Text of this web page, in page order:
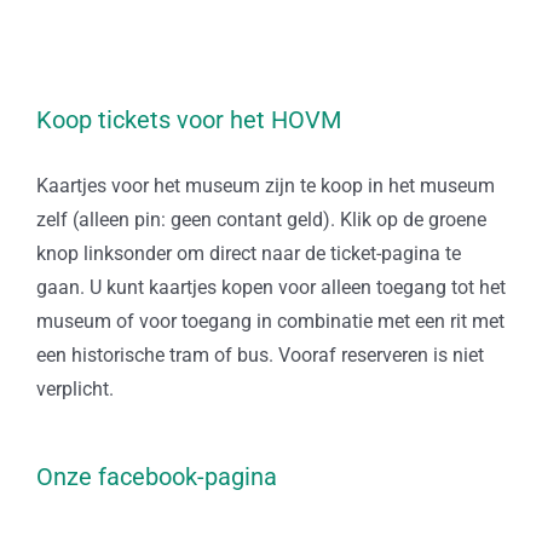
Koop tickets voor het HOVM
Kaartjes voor het museum zijn te koop in het museum
zelf (alleen pin: geen contant geld). Klik op de groene
knop linksonder om direct naar de ticket-pagina te
gaan. U kunt kaartjes kopen voor alleen toegang tot het
museum of voor toegang in combinatie met een rit met
een historische tram of bus. Vooraf reserveren is niet
verplicht.
Onze facebook-pagina